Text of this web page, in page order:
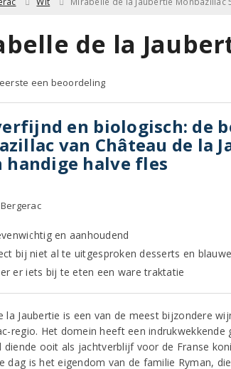
de la
een beoordeling
en biologisch: de
van Château de la
handige halve fles
en aanhoudend
bij niet al te uitgesproken desserts en
er iets bij te eten een ware traktatie
la Jaubertie is een van de meest bijzondere
regio. Het domein heeft een indrukwekkende
diende ooit als jachtverblijf voor de Franse
dag is het eigendom van de familie Ryman,